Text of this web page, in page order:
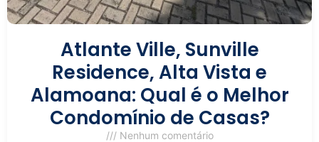
Atlante Ville, Sunville
Residence, Alta Vista e
Alamoana: Qual é o Melhor
Condomínio de Casas?
Nenhum comentário